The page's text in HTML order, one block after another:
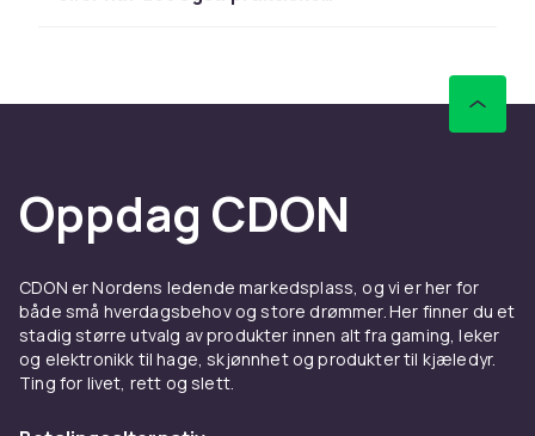
finnes komplekse figurer med hundrevis av
Valg av papir er avgjørende for resultatet i
har god stivhet som holder brettefoldene på
plass. Det finnes i hundrevis av farger og
mønstre, fra enkle ensfargede ark til papir med
tradisjonelle japanske mønstre. For
nybegynnere anbefales det å starte med
kvadratisk origamipapir i et passende format,
Oppdag CDON
CDON er Nordens ledende markedsplass, og vi er her for
både små hverdagsbehov og store drømmer. Her finner du et
stadig større utvalg av produkter innen alt fra gaming, leker
og elektronikk til hage, skjønnhet og produkter til kjæledyr.
Ting for livet, rett og slett.